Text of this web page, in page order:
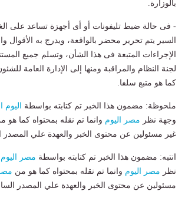
بالوزارة.
- فى حالة ضبط تليفونات أو أى أجهزة تساعد على
السير يتم تحرير محضر بالواقعة، ويدرج به الأقوال
الإجراءات المتبعة فى هذا الشأن، وتسلم جميع
لجنة النظام والمراقبة ومنها إلى الإدارة العامة
كما هو متبع سلفا.
ملحوظة: مضمون هذا الخبر تم كتابته بواسطة اليوم
وجهة نظر مصر اليوم وانما تم نقله بمحتواه كما هو
غير مسئولين عن محتوى الخبر والعهدة علي المصدر
انتبه: مضمون هذا الخبر تم كتابته بواسطة مصر اليوم
نظر مصر اليوم وانما تم نقله بمحتواه كما هو من
مسئولين عن محتوى الخبر والعهدة علي المصدر